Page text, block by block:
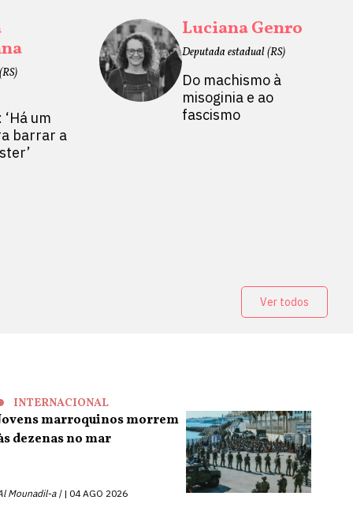
um
barrar a
Luciana Genro
Deputada estadual (RS)
Do machismo à
misoginia e ao
fascismo
Ver todos
INTERNACIONAL
marroquinos morrem
dezenas no mar
Mounadil-a | 04 AGO 2026